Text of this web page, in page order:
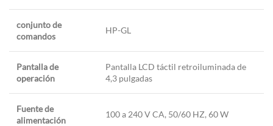
conjunto de
comandos
HP-GL
Pantalla de
operación
Pantalla LCD táctil retroiluminada de
4,3 pulgadas
Fuente de
alimentación
100 a 240 V CA, 50/60 HZ, 60 W